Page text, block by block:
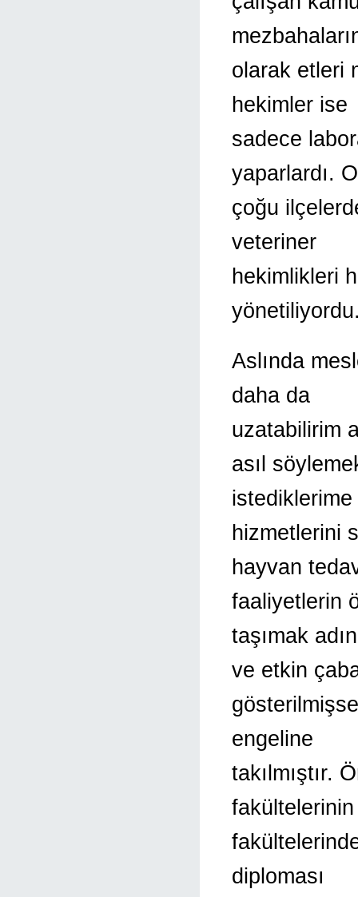
olarak etleri
hekimler ise
sadece
yaparlardı.
çoğu
veteriner
hekimlikleri
Aslında
daha da
uzatabilirim
asıl
hizmetlerini
hayvan
faaliyetlerin
taşımak
ve etkin
engeline
takılmıştır.
diploması